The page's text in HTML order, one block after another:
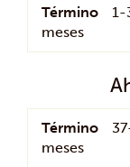
préstamo
interés
Término
1-
meses
Término
meses